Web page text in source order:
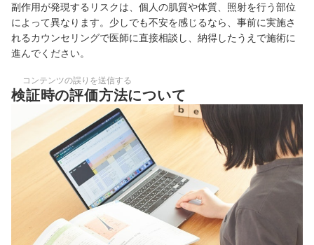
副作用が発現するリスクは、個人の肌質や体質、照射を行う部位
によって異なります。少しでも不安を感じるなら、事前に実施さ
れるカウンセリングで医師に直接相談し、納得したうえで施術に
進んでください。
コンテンツの誤りを送信する
検証時の評価方法について